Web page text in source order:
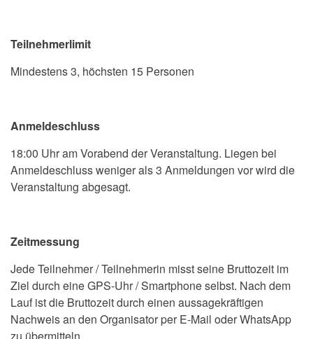
Teilnehmerlimit
Mindestens 3, höchsten 15 Personen
Anmeldeschluss
18:00 Uhr am Vorabend der Veranstaltung. Liegen bei
Anmeldeschluss weniger als 3 Anmeldungen vor wird die
Veranstaltung abgesagt.
Zeitmessung
Jede Teilnehmer / Teilnehmerin misst seine Bruttozeit im
Ziel durch eine GPS-Uhr / Smartphone selbst. Nach dem
Lauf ist die Bruttozeit durch einen aussagekräftigen
Nachweis an den Organisator per E-Mail oder WhatsApp